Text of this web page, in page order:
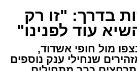
בדרך: "זו רק
עוד לפנינו"
מול חופי אשדוד,
שנחילי ענק נוספים